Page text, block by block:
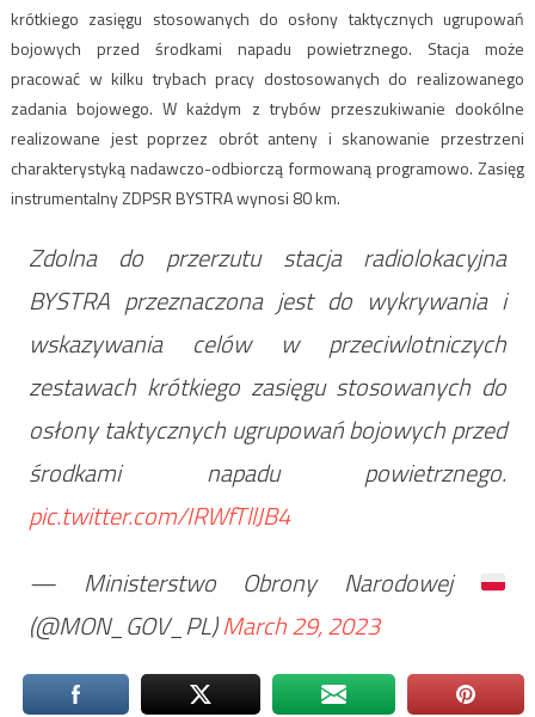
krótkiego zasięgu stosowanych do osłony taktycznych ugrupowań
bojowych przed środkami napadu powietrznego. Stacja może
pracować w kilku trybach pracy dostosowanych do realizowanego
zadania bojowego. W każdym z trybów przeszukiwanie dookólne
realizowane jest poprzez obrót anteny i skanowanie przestrzeni
charakterystyką nadawczo-odbiorczą formowaną programowo. Zasięg
instrumentalny ZDPSR BYSTRA wynosi 80 km.
Zdolna do przerzutu stacja radiolokacyjna
BYSTRA przeznaczona jest do wykrywania i
wskazywania celów w przeciwlotniczych
zestawach krótkiego zasięgu stosowanych do
osłony taktycznych ugrupowań bojowych przed
środkami napadu powietrznego.
pic.twitter.com/IRWfTllJB4
— Ministerstwo Obrony Narodowej
(@MON_GOV_PL)March 29, 2023